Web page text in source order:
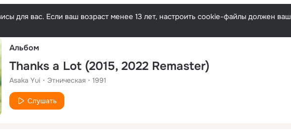
Русский
для вас. Если ваш возраст менее 13 лет, настроить cookie-файлы должен ваш
Альбом
Thanks a Lot (2015, 2022 Remaster)
Asaka Yui Этническая 1991
Слушать